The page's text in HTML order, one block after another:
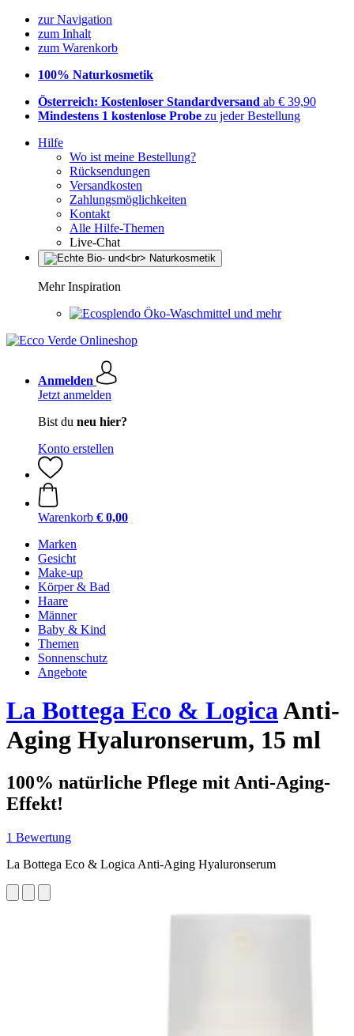
zur Navigation
zum Inhalt
zum Warenkorb
100% Naturkosmetik
Österreich: Kostenloser Standardversand ab € 39,90
Mindestens 1 kostenlose Probe zu jeder Bestellung
Hilfe
Wo ist meine Bestellung?
Rücksendungen
Versandkosten
Zahlungsmöglichkeiten
Kontakt
Alle Hilfe-Themen
Live-Chat
Mehr Inspiration
Öko-Waschmittel und mehr
Anmelden
Jetzt anmelden
Bist du neu hier?
Konto erstellen
Warenkorb € 0,00
Marken
Gesicht
Make-up
Körper & Bad
Haare
Männer
Baby & Kind
Themen
Sonnenschutz
Angebote
La Bottega Eco & LogicaAnti-
Aging Hyaluronserum, 15 ml
100% natürliche Pflege mit Anti-Aging-
Effekt!
1 Bewertung
La Bottega Eco & Logica Anti-Aging Hyaluronserum